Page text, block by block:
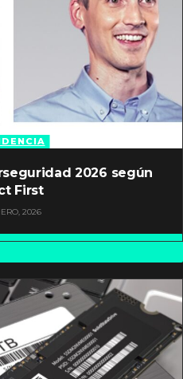
2026 según
First
2026